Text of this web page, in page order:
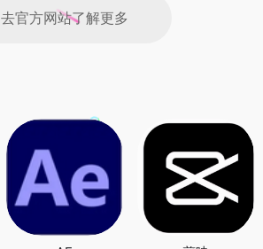
去官方网站了解更多